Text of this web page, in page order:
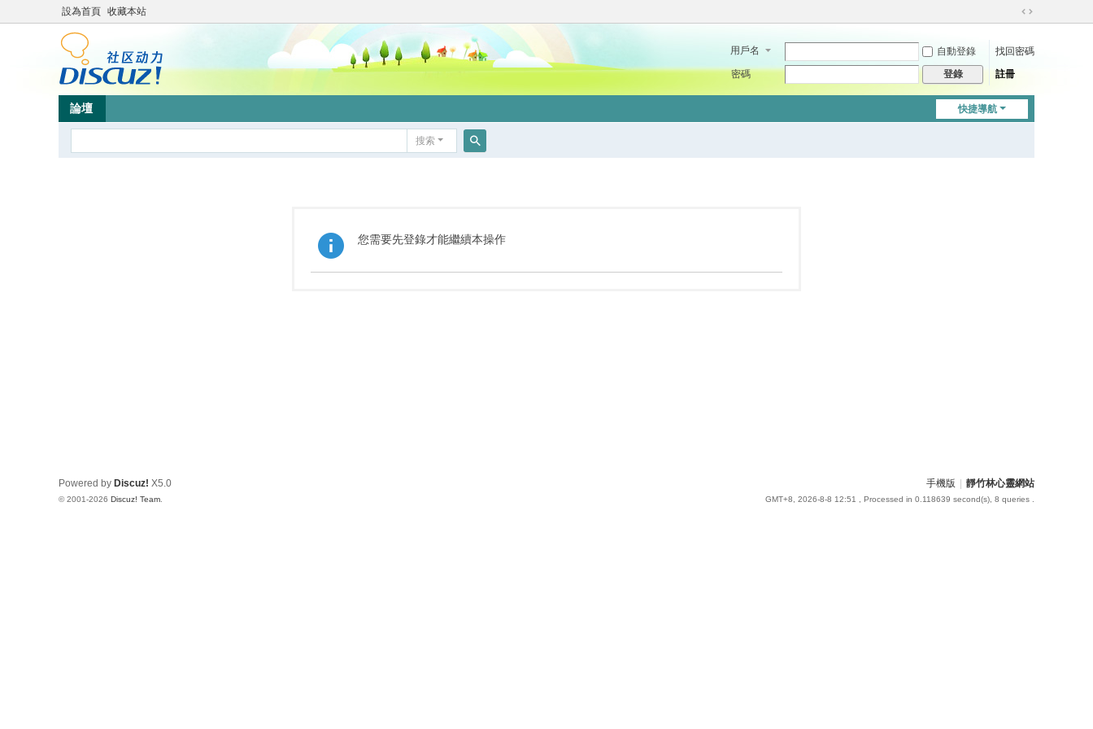
設為首頁 收藏本站
切
到
用戶名 自動登錄
找回密碼
密碼
登錄 註冊
快捷導航
論壇
搜索
您需要先登錄才能繼續本操作
手機版 靜竹林心靈網站
GMT+8, 2026-8-8 12:51 , Processed in 0.118639 second(s), 8 queries .
Powered by Discuz! X5.0
© 2001-2026 Discuz! Team